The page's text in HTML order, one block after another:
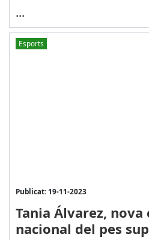
...
Esports
Publicat: 19-11-2023
Tania Álvarez, nova
nacional del pes